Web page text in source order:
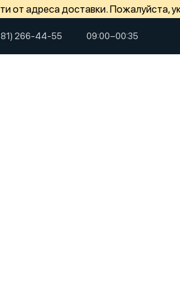
от адреса доставки. Пожалуйста,
266-44-55 09:00−00:35